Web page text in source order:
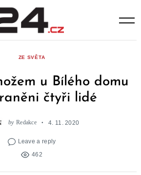
ZE SVĚTA
u Bílého domu
čtyři lidé
by Redakce 4. 11. 2020
Leave a reply
462